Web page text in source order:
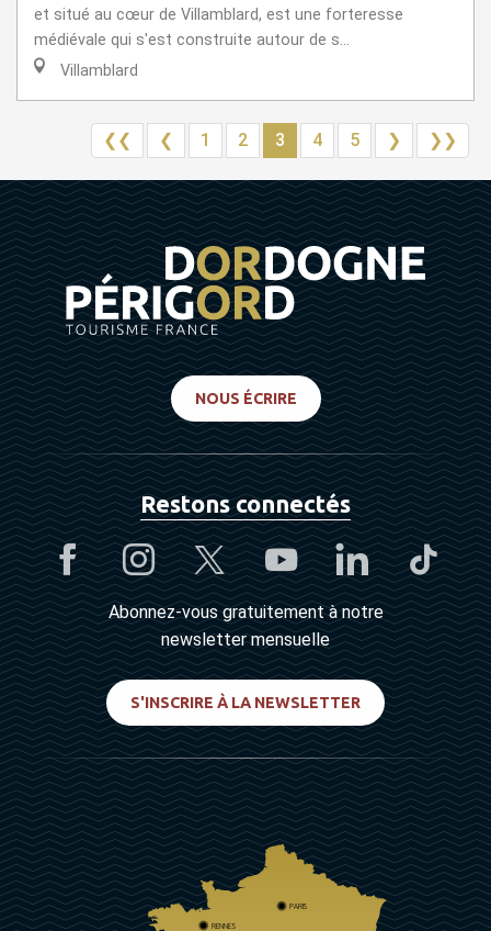
et situé au cœur de Villamblard, est une forteresse
médiévale qui s'est construite autour de s...
Villamblard
❮❮ ❮ 1 2 3 4 5 ❯ ❯❯
NOUS ÉCRIRE
Restons connectés
Abonnez-vous gratuitement à notre
newsletter mensuelle
S'INSCRIRE À LA NEWSLETTER
PARIS
RENNES